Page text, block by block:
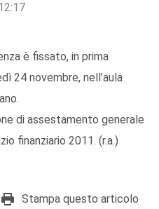
è fissato, in prima
24 novembre, nell’aula
di assestamento generale
finanziario 2011. (r.a.)
Stampa questo articolo